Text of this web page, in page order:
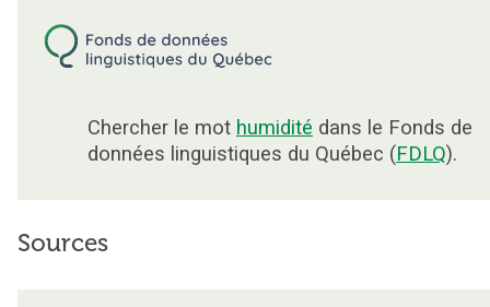
Chercher le mot humidité dans le Fonds de
données linguistiques du Québec (FDLQ).
Sources